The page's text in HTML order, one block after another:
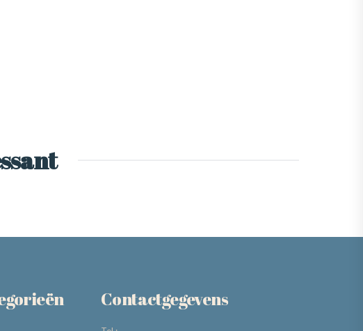
Contactgegevens